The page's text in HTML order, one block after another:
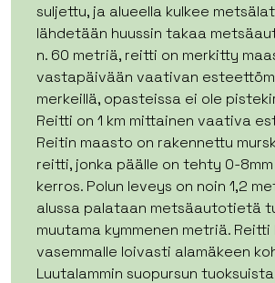
suljettu, ja alueella kulkee
lähdetään huussin takaa
n. 60 metriä, reitti on merkitty
vastapäivään vaativan
merkeillä, opasteissa ei ole
Reitti on 1 km mittainen vaativa
Reitin maasto on rakennettu
reitti, jonka päälle on tehty 0-
kerros. Polun leveys on noin 1,2
alussa palataan metsäautotietä
muutama kymmenen metriä.
vasemmalle loivasti alamäkeen
Luutalammin suopursun